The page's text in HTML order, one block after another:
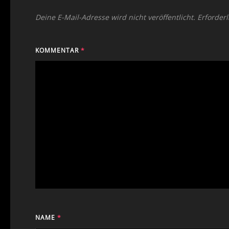
Deine E-Mail-Adresse wird nicht veröffentlicht.
KOMMENTAR *
NAME *